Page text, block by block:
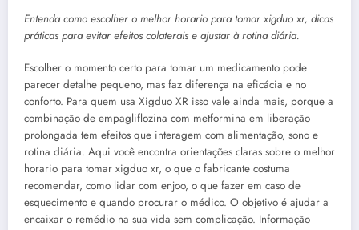
Entenda como escolher o melhor horario para tomar xigduo xr, dicas
práticas para evitar efeitos colaterais e ajustar à rotina diária.
Escolher o momento certo para tomar um medicamento pode
parecer detalhe pequeno, mas faz diferença na eficácia e no
conforto. Para quem usa Xigduo XR isso vale ainda mais, porque a
combinação de empagliflozina com metformina em liberação
prolongada tem efeitos que interagem com alimentação, sono e
rotina diária. Aqui você encontra orientações claras sobre o melhor
horario para tomar xigduo xr, o que o fabricante costuma
recomendar, como lidar com enjoo, o que fazer em caso de
esquecimento e quando procurar o médico. O objetivo é ajudar a
encaixar o remédio na sua vida sem complicação. Informação